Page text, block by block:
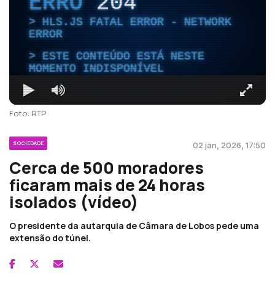
HLS.JS FATAL ERROR - NETWORK
ERROR
ESTE CONTEÚDO ESTÁ NESTE
MOMENTO INDISPONÍVEL
Foto: RTP
SOCIEDADE 02 jan, 2026, 17:50
Cerca de 500 moradores
ficaram mais de 24 horas
isolados (vídeo)
O presidente da autarquia de Câmara de Lobos pede uma
extensão do túnel.